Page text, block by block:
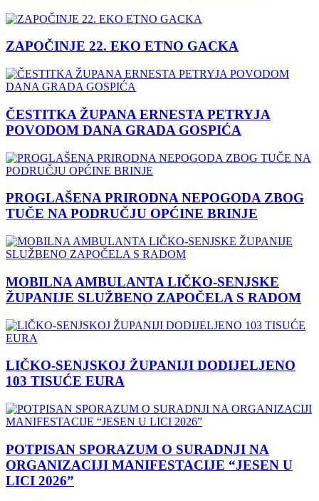
ZAPOČINJE 22. EKO ETNO GACKA
ČESTITKA ŽUPANA ERNESTA PETRYJA
POVODOM DANA GRADA GOSPIĆA
PROGLAŠENA PRIRODNA NEPOGODA ZBOG
TUČE NA PODRUČJU OPĆINE BRINJE
MOBILNA AMBULANTA LIČKO-SENJSKE
ŽUPANIJE SLUŽBENO ZAPOČELA S RADOM
LIČKO-SENJSKOJ ŽUPANIJI DODIJELJENO
103 TISUĆE EURA
POTPISAN SPORAZUM O SURADNJI NA
ORGANIZACIJI MANIFESTACIJE “JESEN U
LICI 2026”